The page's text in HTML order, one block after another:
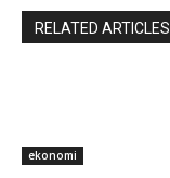
RELATED ARTICLES
ekonomi